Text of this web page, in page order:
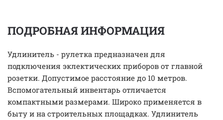
ПОДРОБНАЯ ИНФОРМАЦИЯ
Удлинитель - рулетка предназначен для
подключения эклектических приборов от главной
розетки. Допустимое расстояние до 10 метров.
Вспомогательный инвентарь отличается
компактными размерами. Широко применяется в
быту и на строительных площадках. Удлинитель